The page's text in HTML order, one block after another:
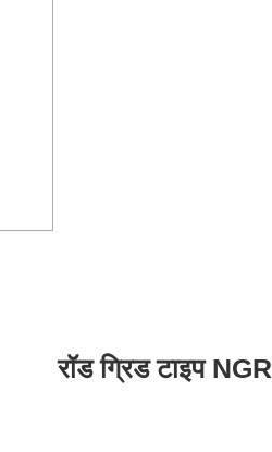
रॉड ग्रिड टाइप NGR